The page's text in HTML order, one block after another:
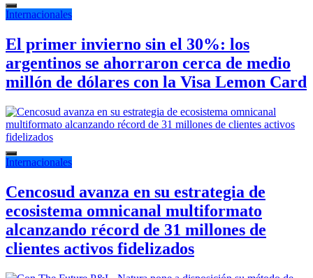
Internacionales
El primer invierno sin el 30%: los
argentinos se ahorraron cerca de medio
millón de dólares con la Visa Lemon Card
Internacionales
Cencosud avanza en su estrategia de
ecosistema omnicanal multiformato
alcanzando récord de 31 millones de
clientes activos fidelizados